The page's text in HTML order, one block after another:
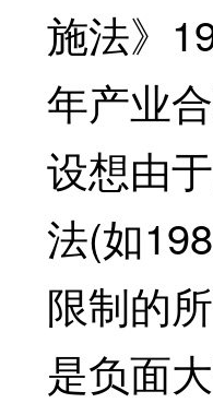
施法》
年产业
设想由
法(如
限制的
是负面